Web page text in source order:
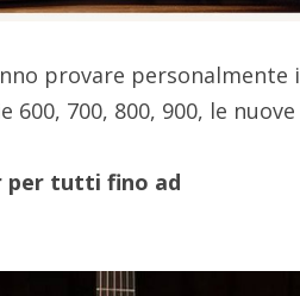
provare personalmente i
700, 800, 900, le nuove
per tutti fino ad